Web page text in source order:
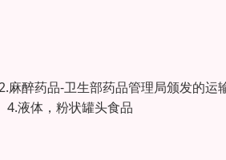
麻醉药品-卫生部药品管理局颁发的运
4.液体，粉状罐头食品